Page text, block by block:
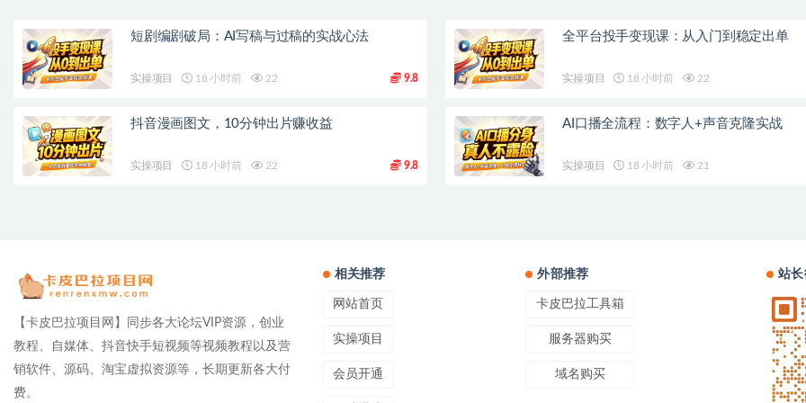
短剧编剧破局：AI写稿与过稿的实战心法
实操项目 18 小时前 22 9.8
全平台投手变现课：从入门到稳定出单
实操项目 18 小时前 22
抖音漫画图文，10分钟出片赚收益
实操项目 18 小时前 22 9.8
AI口播全流程：数字人+声音克隆实战
实操项目 18 小时前 21
【卡皮巴拉项目网】同步各大论坛VIP资源，创业
教程、自媒体、抖音快手短视频等视频教程以及营
销软件、源码、淘宝虚拟资源等，长期更新各大付
费。
相关推荐
网站首页
实操项目
会员开通
外部推荐
卡皮巴拉工具箱
服务器购买
域名购买
站